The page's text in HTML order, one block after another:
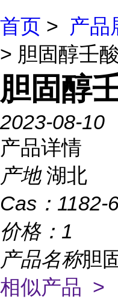
首页 > 产品
> 胆固醇壬
胆固醇
2023-08-10
产品详情
产地 湖北
Cas： 1182-
价格： 1
产品名称胆
相似产品 >